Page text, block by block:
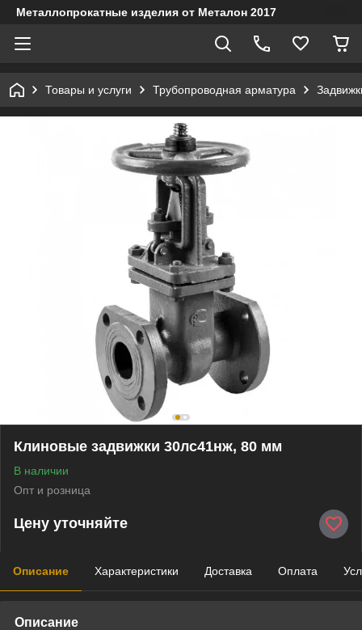
Металлопрокатные изделия от Металон 2017
Товары и услуги Трубопроводная арматура
Клиновые задвижки 30лс41нж, 80 мм
В наличии
Опт и розница
Цену уточняйте
Описание Характеристики Доставка Оплата
Описание